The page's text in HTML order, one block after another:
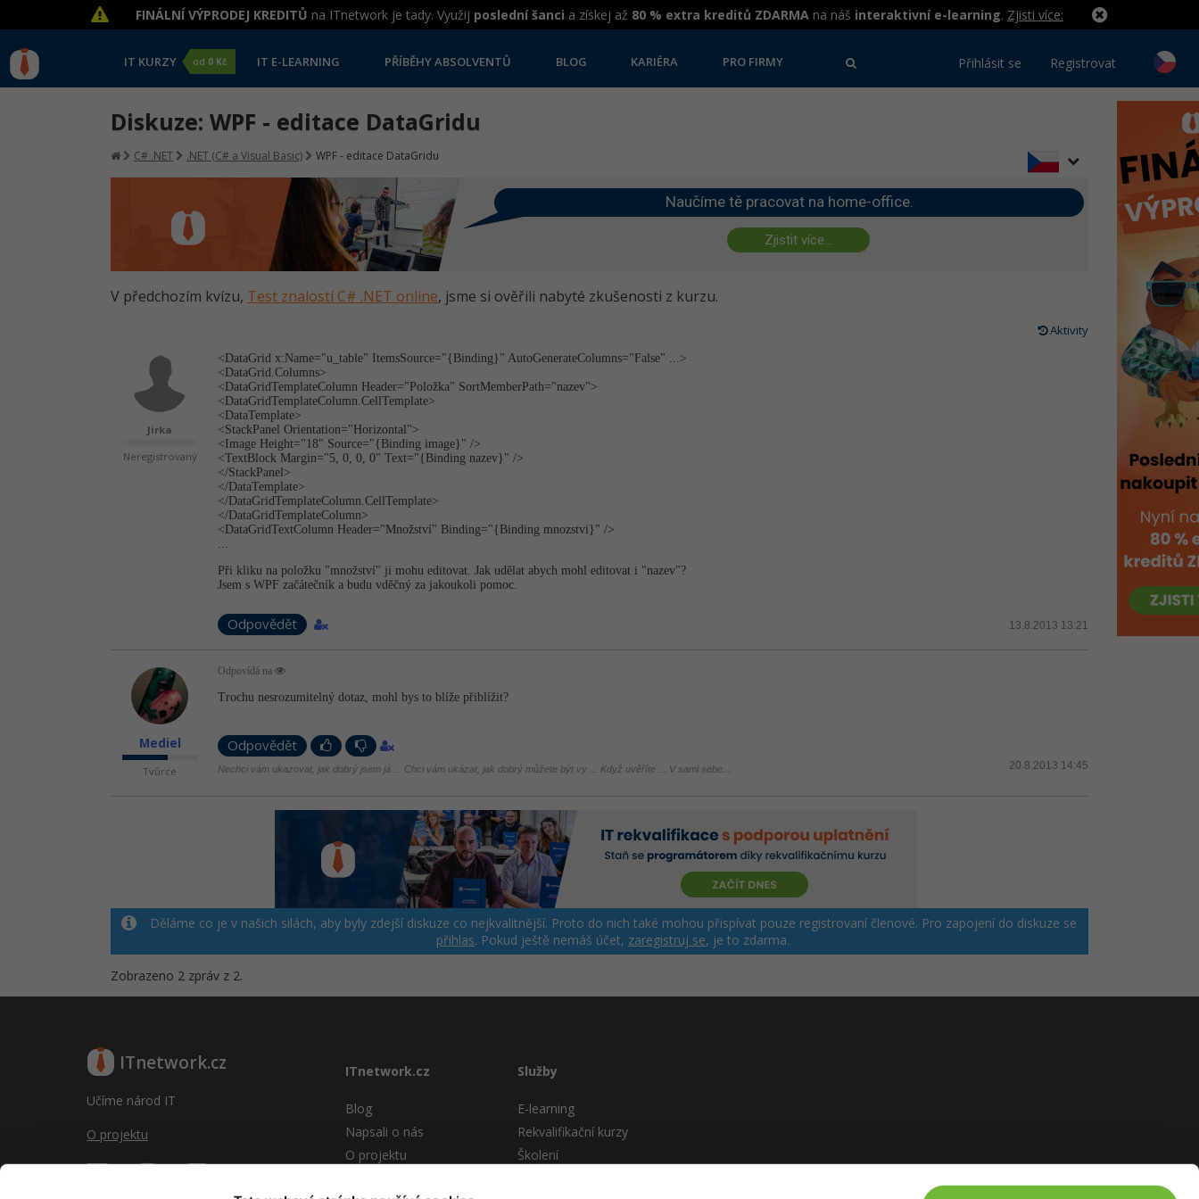
FINÁLNÍ VÝPRODEJ KREDITŮ na ITnetwork je tady. Využij poslední šanci a získej až 80 % extra kreditů ZDARMA na náš interaktivní e-learning. Zjisti více:
IT KURZY od 0 Kč IT E-LEARNING PŘÍBĚHY ABSOLVENTŮ BLOG KARIÉRA PRO FIRMY Přihlásit se Registrovat
Diskuze: WPF - editace DataGridu
C# .NET .NET (C# a Visual Basic) WPF - editace DataGridu
Naučíme tě pracovat na home-office.
Zjistit více...
V předchozím kvízu, Test znalostí C# .NET online, jsme si ověřili nabyté zkušenosti z kurzu.
Aktivity
Jirka
Neregistrovaný
<DataGrid x:Name="u_table" ItemsSource="{Bin­ding}" AutoGenerateCo­lumns="False" ...>
<DataGrid.Columns>
<DataGridTempla­teColumn Header="Položka" SortMemberPat­h="nazev">
<DataGridTempla­teColumn.CellTem­plate>
<DataTemplate>
<StackPanel Orientation="Ho­rizontal">
<Image Height="18" Source="{Binding image}" />
<TextBlock Margin="5, 0, 0, 0" Text="{Binding nazev}" />
</StackPanel>
</DataTemplate>
</DataGridTem­plateColumn.Ce­llTemplate>
</DataGridTem­plateColumn>
<DataGridTextColumn Header="Množství" Binding="{Binding mnozstvi}" />
...
Při kliku na položku "množství" ji mohu editovat. Jak udělat abych mohl editovat i "nazev"?
Jsem s WPF začátečník a budu vděčný za jakoukoli pomoc.
Odpovědět 13.8.2013 13:21
Mediel
Tvůrce
Odpovídá na
Trochu nesrozumitelný dotaz, mohl bys to blíže přiblížit?
Odpovědět
20.8.2013 14:45
Nechci vám ukazovat, jak dobrý jsem já ... Chci vám ukázat, jak dobrý můžete být vy ... Když uvěříte ... V sami sebe...
Děláme co je v našich silách, aby byly zdejší diskuze co nejkvalitnější. Proto do nich také mohou přispívat pouze registrovaní členové. Pro zapojení do diskuze se
přihlas. Pokud ještě nemáš účet, zaregistruj se, je to zdarma.
Zobrazeno 2 zpráv z 2.
ITnetwork.cz
Učíme národ IT
O projektu
ITnetwork.cz
Blog
Napsali o nás
O projektu
Služby
E-learning
Rekvalifikační kurzy
Školení